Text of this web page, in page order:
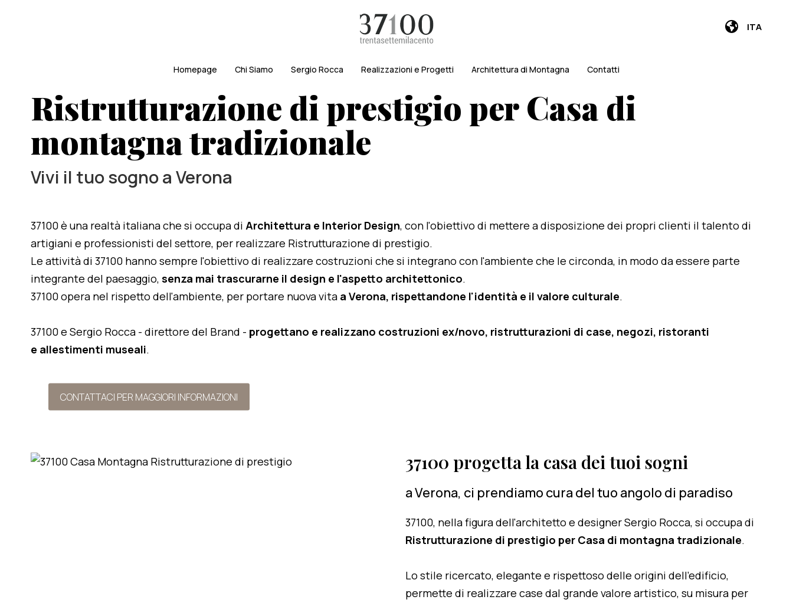
ITA
Homepage Chi Siamo Sergio Rocca Realizzazioni e Progetti Architettura di Montagna Contatti
Ristrutturazione di prestigio per Casa di
montagna tradizionale
Vivi il tuo sogno a Verona
37100 è una realtà italiana che si occupa di Architettura e Interior Design, con l'obiettivo di mettere a disposizione dei propri clienti il talento di
artigiani e professionisti del settore, per realizzare Ristrutturazione di prestigio.
Le attività di 37100 hanno sempre l'obiettivo di realizzare costruzioni che si integrano con l'ambiente che le circonda, in modo da essere parte
integrante del paesaggio, senza mai trascurarne il design e l'aspetto architettonico.
37100 opera nel rispetto dell'ambiente, per portare nuova vita a Verona, rispettandone l'identità e il valore culturale.
37100 e Sergio Rocca - direttore del Brand - progettano e realizzano costruzioni ex/novo, ristrutturazioni di case, negozi, ristoranti
e allestimenti museali.
CONTATTACI PER MAGGIORI INFORMAZIONI
37100 progetta la casa dei tuoi sogni
a Verona, ci prendiamo cura del tuo angolo di paradiso
37100, nella figura dell'architetto e designer Sergio Rocca, si occupa di
Ristrutturazione di prestigio per Casa di montagna tradizionale.
Lo stile ricercato, elegante e rispettoso delle origini dell'edificio,
permette di realizzare case dal grande valore artistico, su misura per